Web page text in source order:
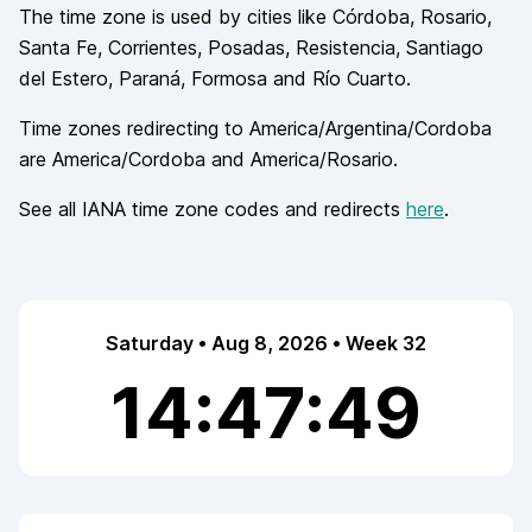
The time zone is used by cities like Córdoba, Rosario,
Santa Fe, Corrientes, Posadas, Resistencia, Santiago
del Estero, Paraná, Formosa and Río Cuarto.
Time zones redirecting to America/Argentina/Cordoba
are America/Cordoba and America/Rosario.
See all IANA time zone codes and redirects here.
Saturday • Aug 8, 2026 • Week 32
14:47:50